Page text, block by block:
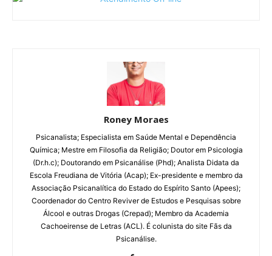
Roney Moraes
Psicanalista; Especialista em Saúde Mental e Dependência
Química; Mestre em Filosofia da Religião; Doutor em Psicologia
(Dr.h.c); Doutorando em Psicanálise (Phd); Analista Didata da
Escola Freudiana de Vitória (Acap); Ex-presidente e membro da
Associação Psicanalítica do Estado do Espírito Santo (Apees);
Coordenador do Centro Reviver de Estudos e Pesquisas sobre
Álcool e outras Drogas (Crepad); Membro da Academia
Cachoeirense de Letras (ACL). É colunista do site Fãs da
Psicanálise.